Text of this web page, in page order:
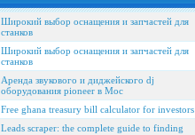
Широкий выбор оснащения и запчастей для
станков
Широкий выбор оснащения и запчастей для
станков
Аренда звукового и диджейского dj
оборудования pioneer в Мос
Free ghana treasury bill calculator for investors
Leads scraper: the complete guide to finding